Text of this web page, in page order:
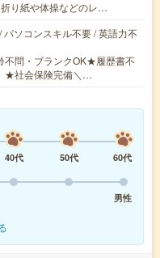
り紙や体操などのレ…
ソコンスキル不要 / 英語力不
問・ブランクOK★履歴書不
★社会保険完備＼…
40代 50代
60代
男性